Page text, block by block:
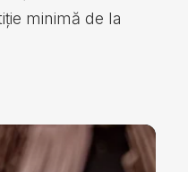
minimă de la